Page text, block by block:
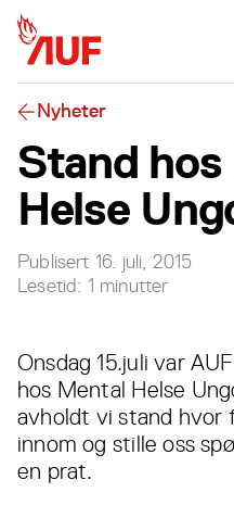
Hopp til hovedinnhold
Nyheter
Stand
Helse
Publisert 16. juli, 2015
Lesetid: 1 minutter
Onsdag 15.juli var
hos Mental Helse
avholdt vi stand hvor
innom og stille oss
en prat.